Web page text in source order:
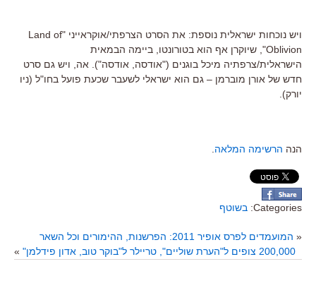
ויש נוכחות ישראלית נוספת: את הסרט הצרפתי/אוקראייני "Land of
Oblivion", שיוקרן אף הוא בטורונטו, ביימה הבמאית
הישראלית/צרפתיה מיכל בוגנים ("אודסה, אודסה"). אה, ויש גם סרט
חדש של אורן מוברמן – גם הוא ישראלי לשעבר שכעת פועל בחו"ל (ניו
יורק).
הנה הרשימה המלאה
Categories: בשוטף
« המועמדים לפרס אופיר 2011: הפרשנות, ההימורים וכל השאר
200,000 צופים ל"הערת שוליים", טריילר ל"בוקר טוב, אדון פידלמן"
»